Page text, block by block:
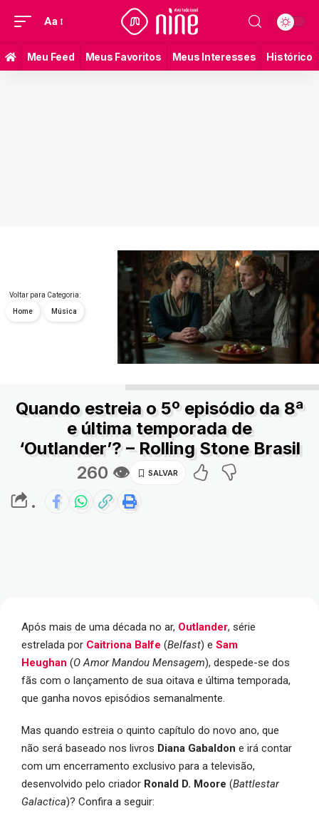
Aa
Meu Feed Meus Favoritos Meus Interesses Histórico
Voltar para Categoria:
Home Música
Quando estreia o 5º episódio da 8ª
e última temporada de
‘Outlander’? – Rolling Stone Brasil
260 👁
.
Após mais de uma década no ar, Outlander, série
estrelada por Caitriona Balfe (Belfast) e Sam
Heughan (O Amor Mandou Mensagem), despede-se dos
fãs com o lançamento de sua oitava e última temporada,
que ganha novos episódios semanalmente.
Mas quando estreia o quinto capítulo do novo ano, que
não será baseado nos livros Diana Gabaldon e irá contar
com um encerramento exclusivo para a televisão,
desenvolvido pelo criador Ronald D. Moore (Battlestar
Galactica)? Confira a seguir: